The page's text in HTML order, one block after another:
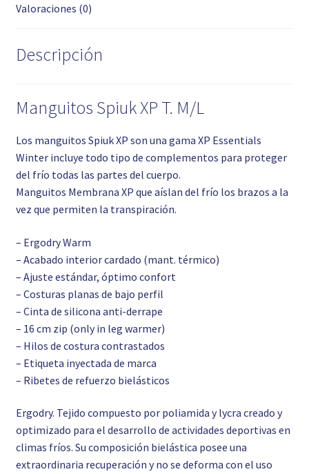
Valoraciones (0)
Descripción
Manguitos Spiuk XP T. M/L
Los manguitos Spiuk XP son una gama XP Essentials
Winter incluye todo tipo de complementos para proteger
del frío todas las partes del cuerpo.
Manguitos Membrana XP que aíslan del frío los brazos a la
vez que permiten la transpiración.
– Ergodry Warm
– Acabado interior cardado (mant. térmico)
– Ajuste estándar, óptimo confort
– Costuras planas de bajo perfil
– Cinta de silicona anti-derrape
– 16 cm zip (only in leg warmer)
– Hilos de costura contrastados
– Etiqueta inyectada de marca
– Ribetes de refuerzo bielásticos
Ergodry. Tejido compuesto por poliamida y lycra creado y
optimizado para el desarrollo de actividades deportivas en
climas fríos. Su composición bielástica posee una
extraordinaria recuperación y no se deforma con el uso